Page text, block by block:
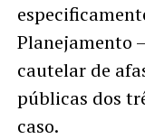
Planejamento
cautelar de
públicas dos
caso.